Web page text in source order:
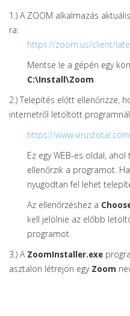
1.) A ZOOM alkalmazás
ra:
https://zoom.us/client/
Mentse le a gépén egy
C:\Install\Zoom
2.) Telepítés előtt ellenőrizze,
internetről letöltött
https://
Ez egy WEB-es oldal,
ellenőrzik a programot.
nyugodtan fel lehet
Az ellenőrzéshez a
kell jelölnie az előbb
programot.
3.) A ZoomInstaller.exe
asztalon létrejön egy Zoom